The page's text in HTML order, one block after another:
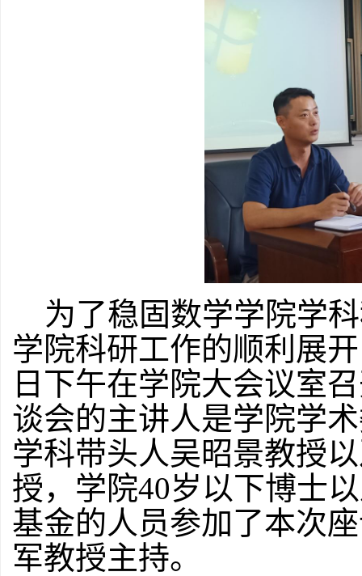
为了稳固数学学院学
学院科研工作的顺利展
日下午在学院大会议室
谈会的主讲人是学 院学
学科带头人吴昭景教授
授， 学 院40岁以下博士
基金的人员参加了本次
军教授主持。